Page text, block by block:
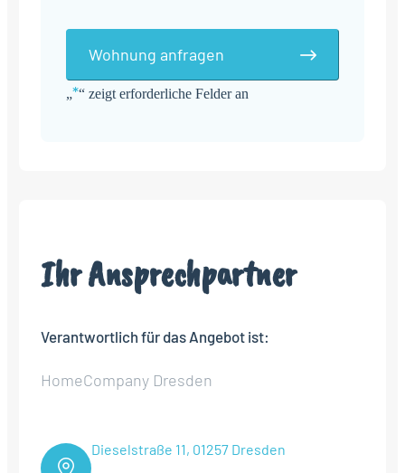
„*“ zeigt erforderliche Felder an
Wohnung anfragen
Ihr Ansprechpartner
Verantwortlich für das Angebot ist:
HomeCompany Dresden
Dieselstraße 11, 01257 Dresden